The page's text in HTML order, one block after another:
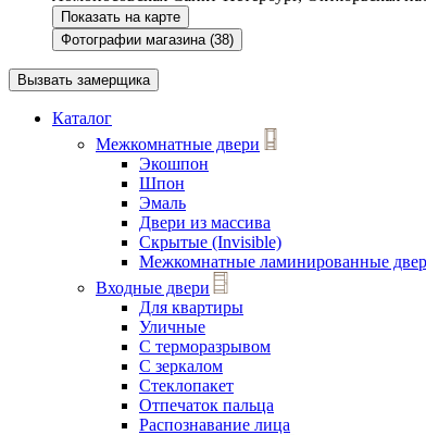
Показать на карте
Фотографии магазина (38)
Вызвать замерщика
Каталог
Межкомнатные двери
Экошпон
Шпон
Эмаль
Двери из массива
Скрытые (Invisible)
Межкомнатные ламинированные
Входные двери
Для квартиры
Уличные
С терморазрывом
С зеркалом
Стеклопакет
Отпечаток пальца
Распознавание лица